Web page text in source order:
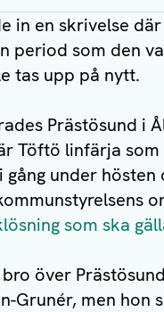
in en skrivelse
period som den
tas upp på nytt.
Prästösund i
Töftö linfärja
under
som ska
över
Grunér, men